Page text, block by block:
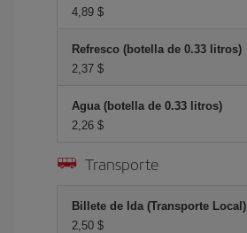
4,89 $
Refresco (botella de 0.33 litros)
2,37 $
Agua (botella de 0.33 litros)
2,26 $
Transporte
Billete de Ida (Transporte Local)
2,50 $